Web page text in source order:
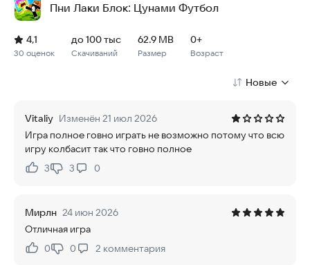
Пни Лаки Блок: Цунами Футбол
Рейтинг: 4,1, 30 оценок
Скачиваний: до 100 тыс
Размер файла: 62.9 MB
Возрастное ограничение: 62.9 MB
30 оценок
4,1
Скачиваний
до 100 тыс
Размер
62.9 MB
Возраст
0+
Новые
Vitaliy Изменён 21 июл 2026
Игра полное говно играть не возможно потому что всю
игру колбасит так что говно полное
Нравится:
3Не нравится:
3 0
Мирлн 24 июн 2026
Отличная игра
Нравится:
0Не нравится:
0 2 комментария